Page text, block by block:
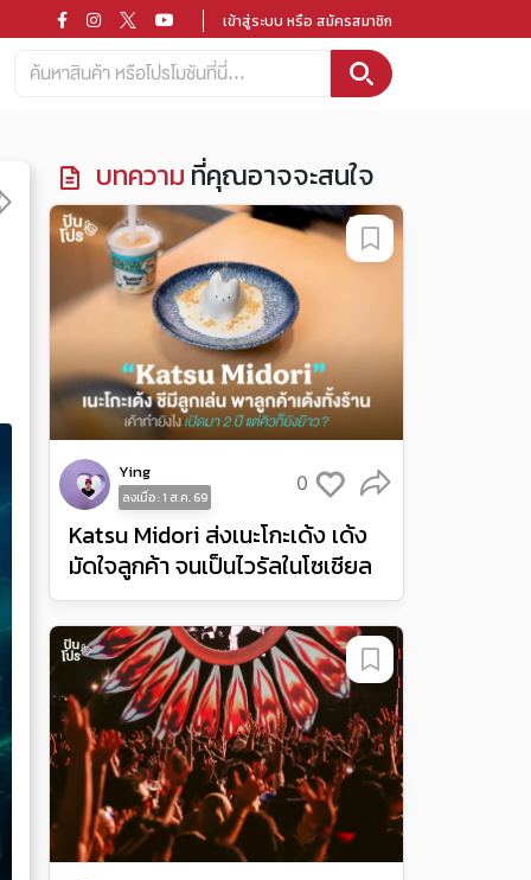
เข้าสู่ระบบ หรือ สมัครสมาชิก
บทความ ที่คุณอาจจะสนใจ
Ying
ลงเมื่อ : 1 ส.ค. 69
Katsu Midori ส่งเนะโกะเด้ง เด้ง
มัดใจลูกค้า จนเป็นไวรัลในโซเชียล
0